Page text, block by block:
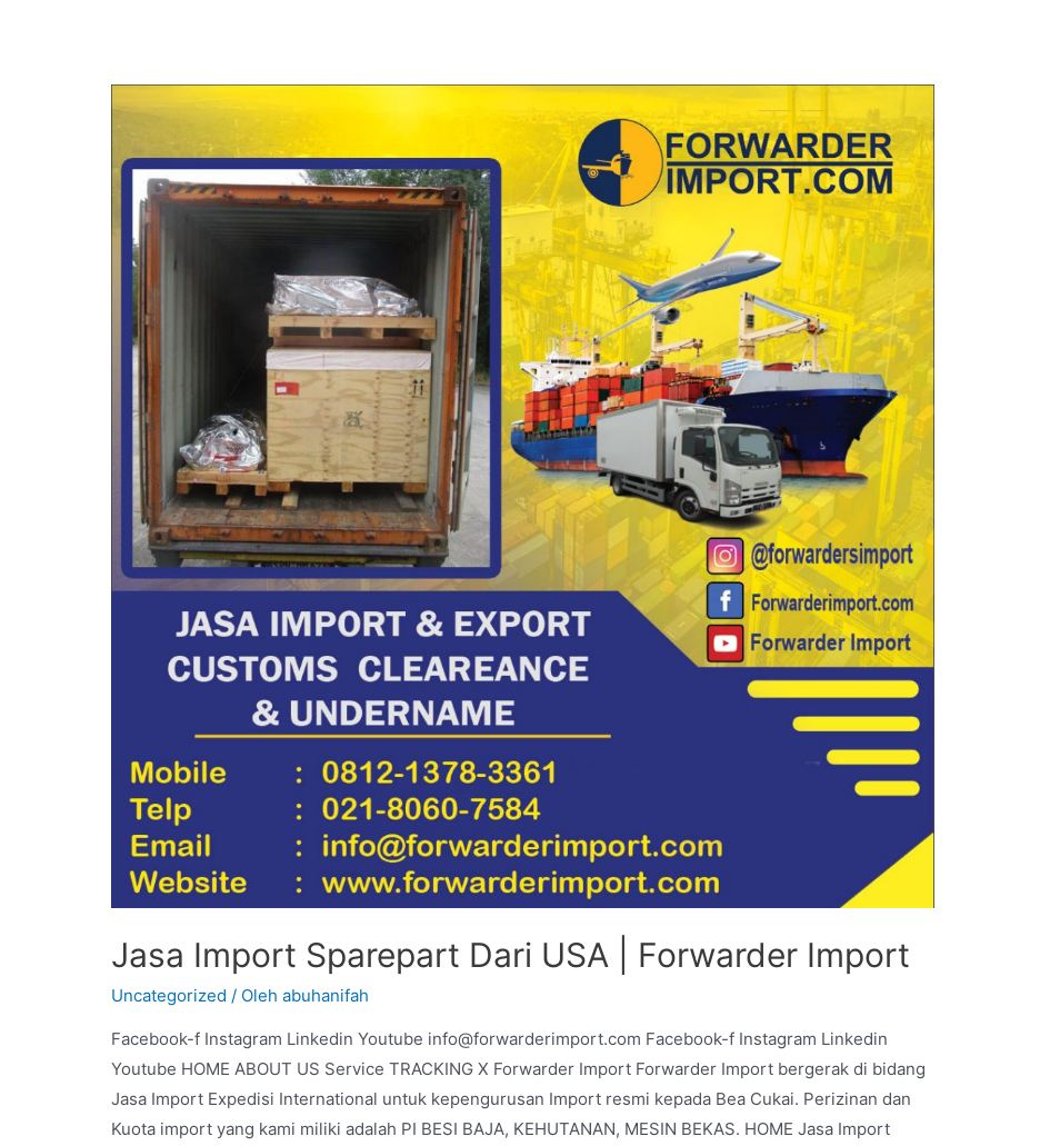
Jasa Import Sparepart Dari USA | Forwarder Import
Uncategorized / Olehabuhanifah
Facebook-f Instagram Linkedin Youtube info@forwarderimport.com Facebook-f Instagram Linkedin
Youtube HOME ABOUT US Service TRACKING X Forwarder Import Forwarder Import bergerak di bidang
Jasa Import Expedisi International untuk kepengurusan Import resmi kepada Bea Cukai. Perizinan dan
Kuota import yang kami miliki adalah PI BESI BAJA, KEHUTANAN, MESIN BEKAS. HOME Jasa Import